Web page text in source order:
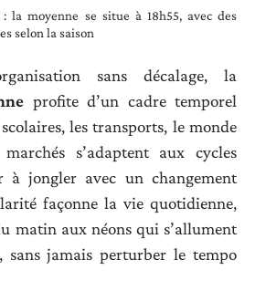
: la moyenne se situe à 18h55, avec des
selon la saison
sans décalage, la
profite d’un cadre temporel
les transports, le monde
s’adaptent aux cycles
à jongler avec un changement
façonne la vie quotidienne,
matin aux néons qui s’allument
sans jamais perturber le tempo